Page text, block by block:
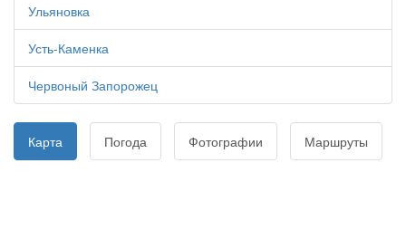
Ульяновка
Усть-Каменка
Червоный Запорожец
Карта Погода Фотографии Маршруты